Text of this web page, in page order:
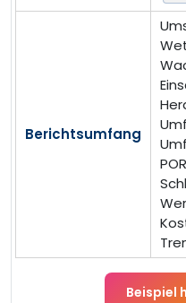
Berichtsumfang
Beispiel